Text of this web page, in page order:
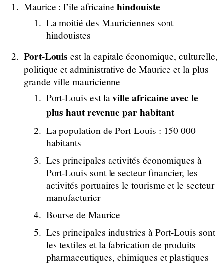
Maurice : l’ile africaine hindouiste
La moitié des Mauriciennes sont
hindouistes
Port-Louis est la capitale économique, culturelle,
politique et administrative de Maurice et la plus
grande ville mauricienne
Port-Louis est la ville africaine avec le
plus haut revenue par habitant
La population de Port-Louis : 150 000
habitants
Les principales activités économiques à
Port-Louis sont le secteur financier, les
activités portuaires le tourisme et le secteur
manufacturier
Bourse de Maurice
Les principales industries à Port-Louis sont
les textiles et la fabrication de produits
pharmaceutiques, chimiques et plastiques